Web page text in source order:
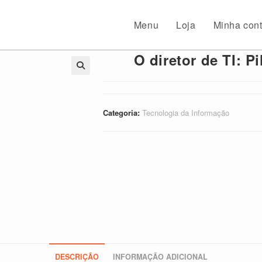
Menu Loja Minha
O diretor de TI:
Categoria: Tecnologia da Informação
DESCRIÇÃO INFORMAÇÃO ADICIONAL